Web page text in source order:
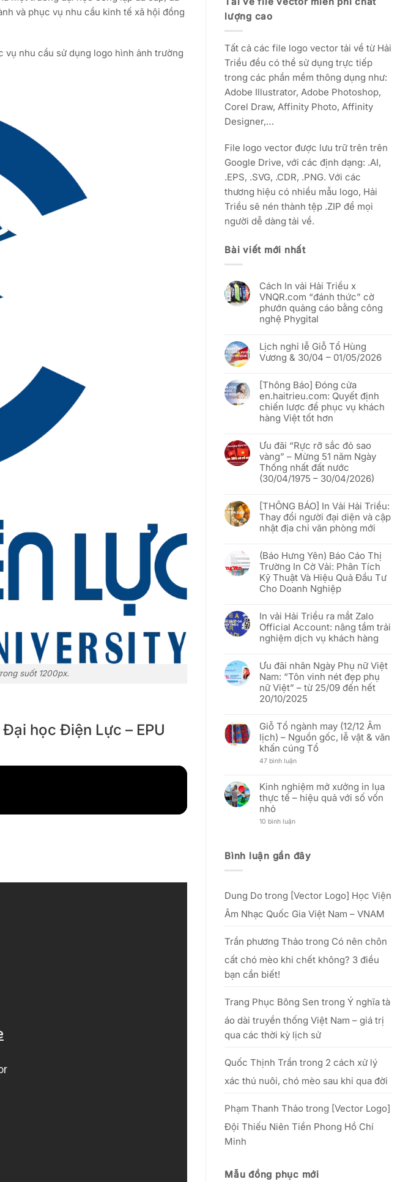
và phục vụ nhu cầu kinh tế xã hội đồng
nhu cầu sử dụng logo hình ảnh trường
suốt 1200px.
học Điện Lực – EPU
lượng cao
Tất cả các file logo vector tải về từ Hải
Triều đều có thể sử dụng trực tiếp
trong các phần mềm thông dụng như:
Adobe Illustrator, Adobe Photoshop,
Corel Draw, Affinity Photo, Affinity
Designer,…
File logo vector được lưu trữ trên trên
Google Drive, với các định dạng: .AI,
.EPS, .SVG, .CDR, .PNG. Với các
thương hiệu có nhiều mẫu logo, Hải
Triều sẽ nén thành tệp .ZIP để mọi
người dễ dàng tải về.
Bài viết mới nhất
Cách In vải Hải Triều x
VNQR.com “đánh thức” cờ
phướn quảng cáo bằng công
nghệ Phygital
bình
luận
ở
vải
Hải
Triều
x
VNQR.com
“đánh
phướn
quảng
cáo
bằng
công
nghệ
Phygital
Lịch nghỉ lễ Giỗ Tổ Hùng
Vương & 30/04 – 01/05/2026
bình
luận
ở
Lịch
nghỉ
lễ
Hùng
Vương
&
30/04
01/05/2026
[Thông Báo] Đóng cửa
en.haitrieu.com: Quyết định
chiến lược để phục vụ khách
hàng Việt tốt hơn
bình
luận
ở
[Thông
Báo]
Đóng
Quyết
định
chiến
lược
để
khách
hàng
Việt
tốt
hơn
Ưu đãi “Rực rỡ sắc đỏ sao
vàng” – Mừng 51 năm Ngày
Thống nhất đất nước
(30/04/1975 – 30/04/2026)
bình
luận
Ưu
đãi
sắc
đỏ
sao
vàng”
–
Mừng
Ngày
Thống
nhất
đất
nước
30/04/2026)
[THÔNG BÁO] In Vải Hải Triều:
Thay đổi người đại diện và cập
nhật địa chỉ văn phòng mới
bình
luận
[THÔNG
BÁO]
In
Triều:
Thay
đổi
người
đại
cập
nhật
địa
chỉ
văn
phòng
(Báo Hưng Yên) Báo Cáo Thị
Trường In Cờ Vải: Phân Tích
Kỹ Thuật Và Hiệu Quả Đầu Tư
Cho Doanh Nghiệp
bình
luận
ở
(Báo
Hưng
Cáo
Thị
Trường
In
Cờ
Vải:
Kỹ
Thuật
Và
Hiệu
Quả
Đầu
Doanh
Nghiệp
In vải Hải Triều ra mắt Zalo
Official Account: nâng tầm trải
nghiệm dịch vụ khách hàng
bình
luận
ở
In
vải
Hải
mắt
Zalo
Official
Account:
nâng
tầm
dịch
vụ
khách
hàng
Ưu đãi nhân Ngày Phụ nữ Việt
Nam: “Tôn vinh nét đẹp phụ
nữ Việt” – từ 25/09 đến hết
20/10/2025
bình
luận
ở
Ưu
đãi
nhân
nữ
Việt
Nam:
“Tôn
vinh
nét
–
từ
20/10/2025
Giỗ Tổ ngành may (12/12 Âm
lịch) – Nguồn gốc, lễ vật & văn
khấn cúng Tổ
47 bình luậnở
ngành
may
(12/12
&
văn
Kinh nghiệm mở xưởng in lụa
thực tế – hiệu quả với số vốn
nhỏ
10 bình luậnở
xưởng
in
hiệu
quả
với
số
Bình luận gần đây
Dung Do trong [Vector Logo] Học Viện
Âm Nhạc Quốc Gia Việt Nam – VNAM
Trần phương Thảo trong Có nên chôn
cất chó mèo khi chết không? 3 điều
bạn cần biết!
Trang Phục Bông Sen trong Ý nghĩa tà
áo dài truyền thống Việt Nam – giá trị
qua các thời kỳ lịch sử
Quốc Thịnh Trần trong 2 cách xử lý
xác thú nuôi, chó mèo sau khi qua đời
Phạm Thanh Thảo trong [Vector Logo]
Đội Thiếu Niên Tiền Phong Hồ Chí
Minh
Mẫu đồng phục mới